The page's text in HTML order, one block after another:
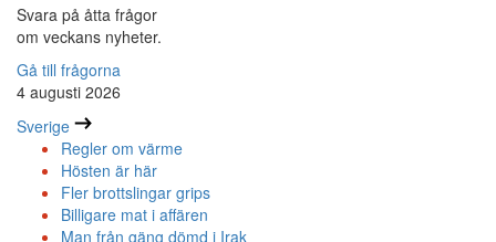
Svara på åtta frågor
om veckans nyheter.
Gå till frågorna
4 augusti 2026
Sverige
Regler om värme
Hösten är här
Fler brottslingar grips
Billigare mat i affären
Man från gäng dömd i Irak